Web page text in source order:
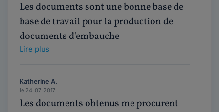
Les documents sont une bonne base de
base de travail pour la production de
documents d'embauche
Lire plus
Katherine A.
le 24-07-2017
Les documents obtenus me procurent